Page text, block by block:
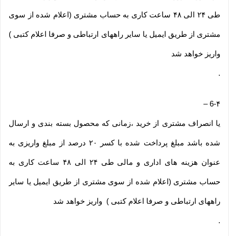
طی ۲۴ الی ۴۸ ساعت کاری به حساب مشتری (اعلام شده از سوی
مشتری از طریق ایمیل یا سایر راههای ارتباطی و صرفا اعلام کتبی )
واریز خواهد شد
.
6-۴–
یا انصراف مشتری از خرید ،زمانی که محصول بسته بندی و ارسال
شده باشد مبلغ پرداخت شده با کسر ۲۰ درصد از مبلغ واریزی به
عنوان هزینه های اداری و مالی طی ۲۴ الی ۴۸ ساعت کاری به
حساب مشتری (اعلام شده از سوی مشتری از طریق ایمیل یا سایر
راههای ارتباطی و صرفا اعلام کتبی ) واریز خواهد شد
.